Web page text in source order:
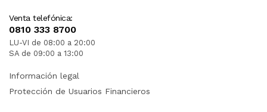
Venta telefónica:
0810 333 8700
LU-VI de 08:00 a 20:00
SA de 09:00 a 13:00
Información legal
Protección de Usuarios Financieros